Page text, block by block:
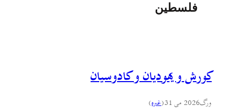
فلسطين
کورش و یهودیان و کادوسیان
ورگ2026 می 31 (غىره)